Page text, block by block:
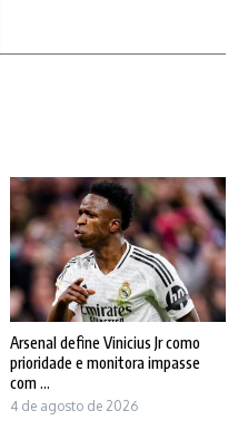
Arsenal define Vinicius Jr como
prioridade e monitora impasse
com ...
4 de agosto de 2026